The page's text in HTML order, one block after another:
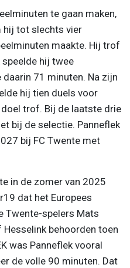
te gaan maken,
hij tot slechts vier
maakte. Hij trof
speelde hij twee
71 minuten. Na zijn
hij tien duels voor
trof. Bij de laatste drie
bij de selectie. Panneflek
bij FC Twente met
in de zomer van 2025
dat het Europees
Twente-spelers Mats
behoorden toen
was Panneflek vooral
de volle 90 minuten. Dat